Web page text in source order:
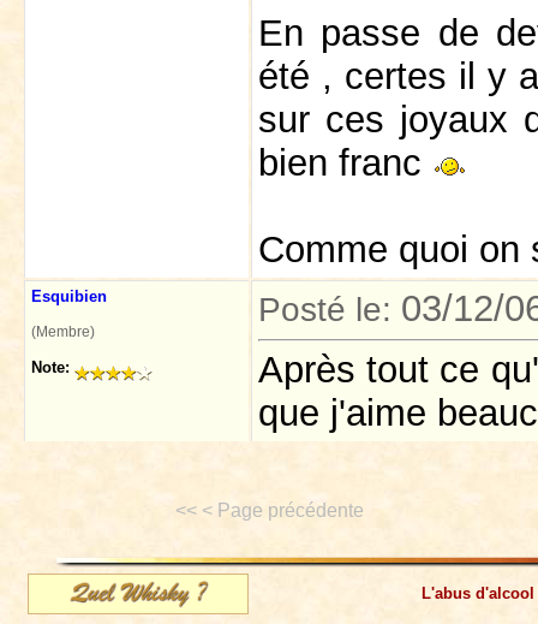
En passe de
été , certes il y
sur ces joyaux
bien franc
Comme quoi
Esquibien
(Membre)
Note:
Posté le: 03/12/
Après tout ce
que j'aime
<< < Page précédente
L'abus